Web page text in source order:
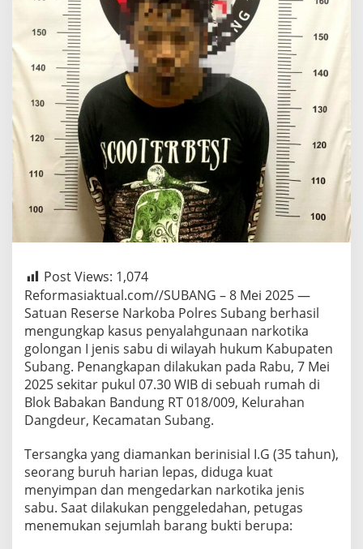
Post Views: 1,074
Reformasiaktual.com//SUBANG – 8 Mei 2025 —
Satuan Reserse Narkoba Polres Subang berhasil
mengungkap kasus penyalahgunaan narkotika
golongan I jenis sabu di wilayah hukum Kabupaten
Subang. Penangkapan dilakukan pada Rabu, 7 Mei
2025 sekitar pukul 07.30 WIB di sebuah rumah di
Blok Babakan Bandung RT 018/009, Kelurahan
Dangdeur, Kecamatan Subang.
Tersangka yang diamankan berinisial I.G (35 tahun),
seorang buruh harian lepas, diduga kuat
menyimpan dan mengedarkan narkotika jenis
sabu. Saat dilakukan penggeledahan, petugas
menemukan sejumlah barang bukti berupa: